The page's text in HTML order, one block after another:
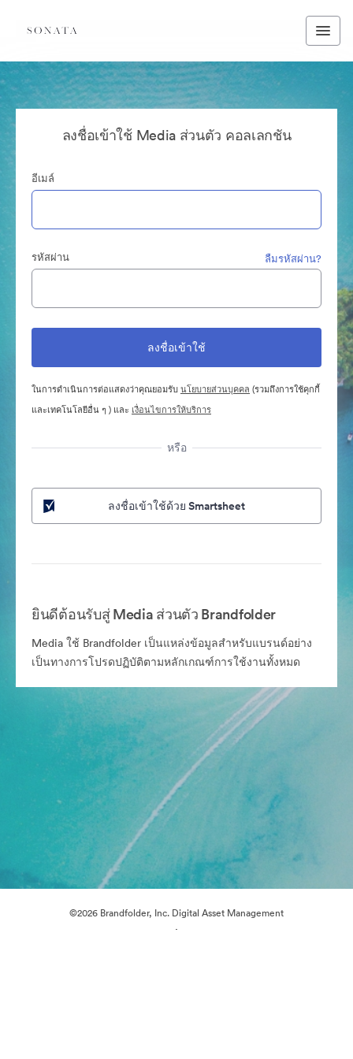
ลงชื่อเข้าใช้ Media ส่วนตัว คอลเลกชัน
อีเมล์
รหัสผ่าน ลืมรหัสผ่าน?
ในการดำเนินการต่อแสดงว่าคุณยอมรับนโยบายส่วนบุคคล (รวมถึงการใช้คุกกี้
และเทคโนโลยีอื่น ๆ ) และ เงื่อนไขการให้บริการ
หรือ
ลงชื่อเข้าใช้ด้วย Smartsheet
ยินดีต้อนรับสู่ Media ส่วนตัว Brandfolder
Media ใช้ Brandfolder เป็นแหล่งข้อมูลสำหรับแบรนด์อย่าง
เป็นทางการโปรดปฏิบัติตามหลักเกณฑ์การใช้งานทั้งหมด
©2026 Brandfolder, Inc. Digital Asset Management
·